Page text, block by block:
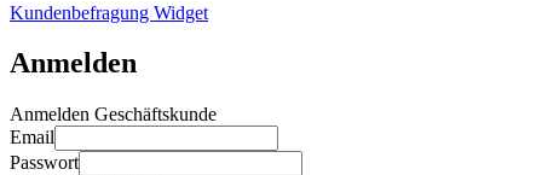
Kundenbefragung Widget
Anmelden
Anmelden Geschäftskunde
Email
Passwort